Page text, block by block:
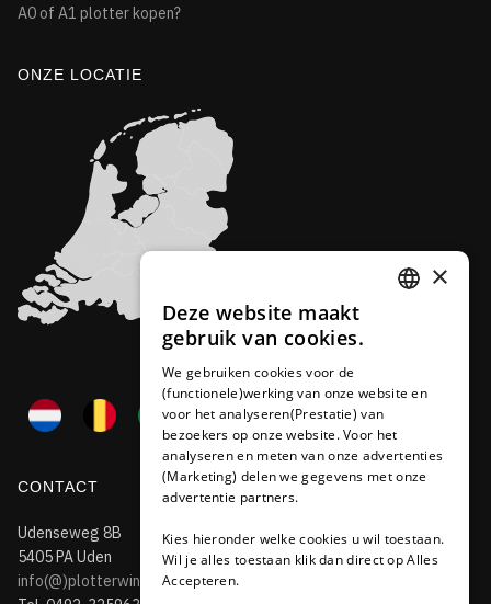
A0 of A1 plotter kopen?
ONZE LOCATIE
CONTACT
Udenseweg 8B
5405 PA Uden
info(@)plotterwinkel.nl
GERMAN
×
Deze website maakt
gebruik van cookies.
We gebruiken cookies voor de
(functionele)werking van onze website en
voor het analyseren(Prestatie) van
bezoekers op onze website. Voor het
analyseren en meten van onze advertenties
(Marketing) delen we gegevens met onze
advertentie partners.
Kies hieronder welke cookies u wil toestaan.
Wil je alles toestaan klik dan direct op Alles
Accepteren.